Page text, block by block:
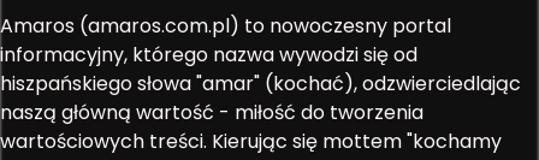
Amaros (amaros.com.pl) to nowoczesny portal
informacyjny, którego nazwa wywodzi się od
hiszpańskiego słowa "amar" (kochać), odzwierciedlając
naszą główną wartość - miłość do tworzenia
wartościowych treści. Kierując się mottem "kochamy